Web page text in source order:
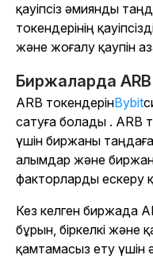
қауіпсіз әмиянды
токендерінің
және жоғалу қаупін
Биржаларда
ARB токендерінBybit
сатуға болады . ARB
үшін биржаны
алымдар және
факторларды ескеру
Кез келген биржада
бұрын, біркелкі және
қамтамасыз ету үшін